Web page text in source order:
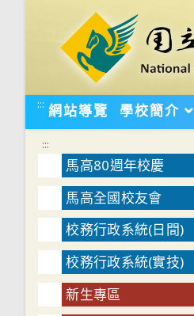
::: 網站導覽 學校簡介
:::
馬高80週年校慶
馬高全國校友會
校務行政系統(日間)
校務行政系統(實技)
新生專區